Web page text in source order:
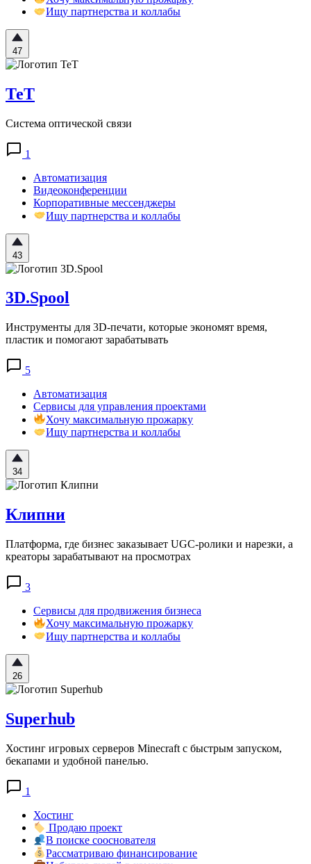
Ищу партнерства и коллабы
47
ТеТ
Система оптической связи
1
Автоматизация
Видеоконференции
Корпоративные мессенджеры
Ищу партнерства и коллабы
43
3D.Spool
Инструменты для 3D-печати, которые экономят время,
пластик и помогают зарабатывать
5
Автоматизация
Сервисы для управления проектами
Хочу максимальную прожарку
Ищу партнерства и коллабы
34
Клипни
Платформа, где бизнес заказывает UGC-ролики и нарезки, а
креаторы зарабатывают на просмотрах
3
Сервисы для продвижения бизнеса
Хочу максимальную прожарку
Ищу партнерства и коллабы
26
Superhub
Хостинг игровых серверов Minecraft с быстрым запуском,
бекапами и удобной панелью.
1
Хостинг
Продаю проект
В поиске сооснователя
Рассматриваю финансирование